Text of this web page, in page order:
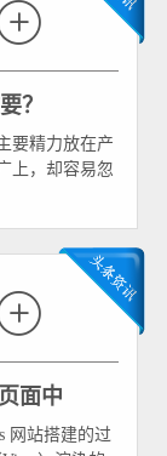
？
要精力放在产
上，却容易忽
到服务器的某
有测试过能否
面中
网站搭建的过